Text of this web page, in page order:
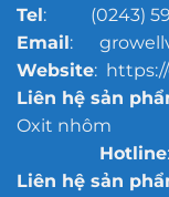
Tel: (0243) 596
Email:
Website:
Liên hệ sản
Oxit nhôm
Hotline
Liên hệ sản